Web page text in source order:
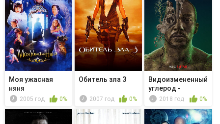
Моя ужасная
няня
2005 год 0%
Обитель зла 3
2007 год 0%
Видоизмененный
углерод -
Призрак
2018 год 0%